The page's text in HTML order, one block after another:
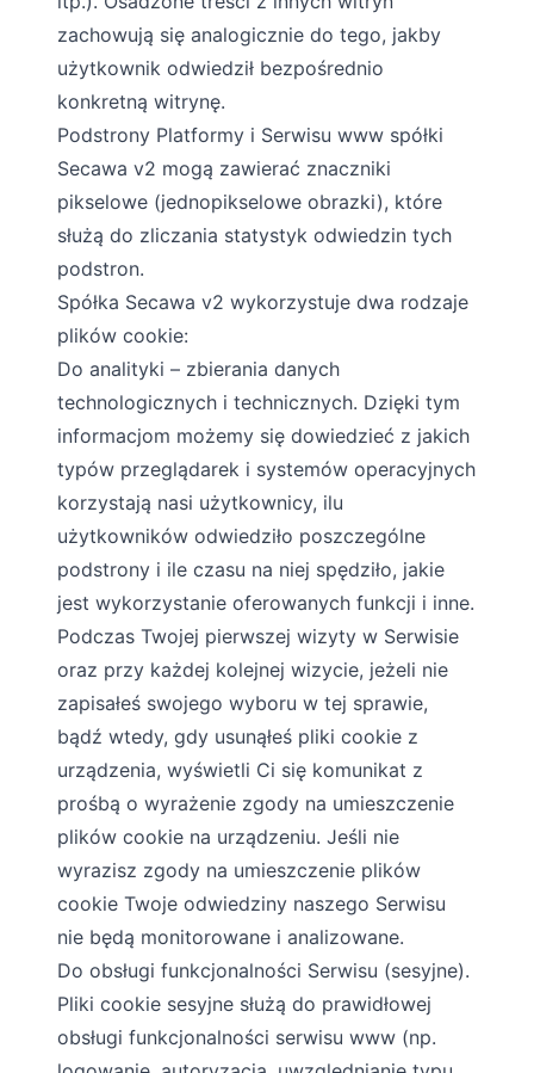
zachowują się analogicznie do tego, jakby
użytkownik odwiedził bezpośrednio
konkretną witrynę.
Podstrony Platformy i Serwisu www spółki
Secawa v2 mogą zawierać znaczniki
pikselowe (jednopikselowe obrazki), które
służą do zliczania statystyk odwiedzin tych
podstron.
Spółka Secawa v2 wykorzystuje dwa rodzaje
plików cookie:
Do analityki – zbierania danych
technologicznych i technicznych. Dzięki tym
informacjom możemy się dowiedzieć z jakich
typów przeglądarek i systemów operacyjnych
korzystają nasi użytkownicy, ilu
użytkowników odwiedziło poszczególne
podstrony i ile czasu na niej spędziło, jakie
jest wykorzystanie oferowanych funkcji i inne.
Podczas Twojej pierwszej wizyty w Serwisie
oraz przy każdej kolejnej wizycie, jeżeli nie
zapisałeś swojego wyboru w tej sprawie,
bądź wtedy, gdy usunąłeś pliki cookie z
urządzenia, wyświetli Ci się komunikat z
prośbą o wyrażenie zgody na umieszczenie
plików cookie na urządzeniu. Jeśli nie
wyrazisz zgody na umieszczenie plików
cookie Twoje odwiedziny naszego Serwisu
nie będą monitorowane i analizowane.
Do obsługi funkcjonalności Serwisu (sesyjne).
Pliki cookie sesyjne służą do prawidłowej
obsługi funkcjonalności serwisu www (np.